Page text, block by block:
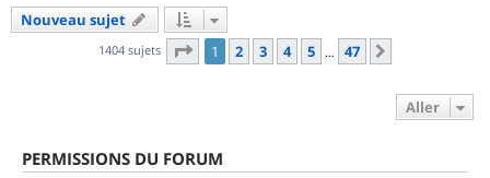
Nouveau sujet
1404 sujets Page 1sur
1 2 3 4 5 … 47
Aller
PERMISSIONS DU FORUM